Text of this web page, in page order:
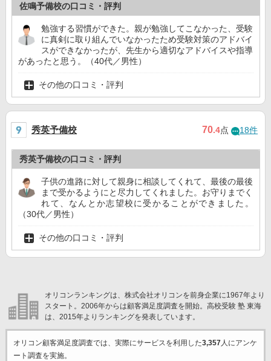
佐鳴予備校の口コミ・評判
勉強する習慣ができた。親が勉強してこなかった、受験
に真剣に取り組んでいなかったため受験対策のアドバイ
スができなかったが、先生から適切なアドバイスや指導
があったと思う。（40代／男性）
その他の口コミ・評判
秀英予備校 70.4点 18件
秀英予備校の口コミ・評判
子供の進路に対して親身に相談してくれて、最後の最後
まで受かるようにと尽力してくれました。お守りまでく
れて、なんとか志望校に受かることができました。
（30代／男性）
その他の口コミ・評判
オリコンランキングは、株式会社オリコンを前身企業に1967年より
スタート。2006年からは顧客満足度調査を開始。高校受験 塾 東海
は、2015年よりランキングを発表しています。
オリコン顧客満足度調査では、実際にサービスを利用した3,357人にアンケ
ート調査を実施。